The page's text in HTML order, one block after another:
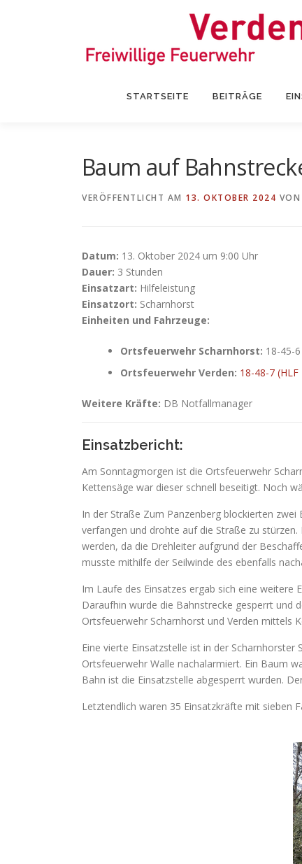
STARTSEITE BEITRÄGE
Baum auf
VERÖFFENTLICHT AM 13. OKTOBER 2024 VON
Datum: 13. Oktober 2024 um 9:00 Uhr
Dauer: 3 Stunden
Einsatzart: Hilfeleistung
Einsatzort: Scharnhorst
Einheiten und Fahrzeuge:
Ortsfeuerwehr Scharnhorst: 18-45-
Ortsfeuerwehr Verden: 18-48-7 (HLF
Weitere Kräfte: DB Notfallmanager
Einsatzbericht:
Am Sonntagmorgen ist die Ortsfeuerwehr
Kettensäge war dieser schnell beseitigt. Noch
In der Straße Zum Panzenberg blockierten
verfangen und drohte auf die Straße zu
werden, da die Drehleiter aufgrund der
musste mithilfe der Seilwinde des ebenfalls
Im Laufe des Einsatzes ergab sich eine weitere
Daraufhin wurde die Bahnstrecke gesperrt und
Ortsfeuerwehr Scharnhorst und Verden mittels
Eine vierte Einsatzstelle ist in der
Ortsfeuerwehr Walle nachalarmiert. Ein Baum
Bahn ist die Einsatzstelle abgesperrt wurden.
Letztendlich waren 35 Einsatzkräfte mit sieben